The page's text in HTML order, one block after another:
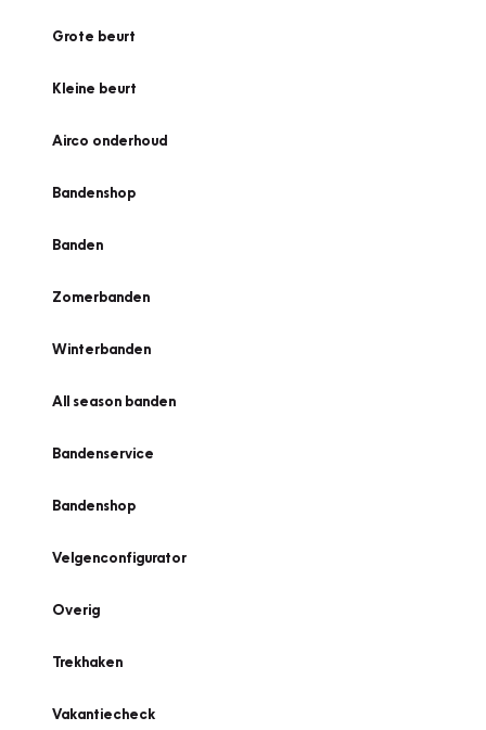
Grote beurt
Kleine beurt
Airco onderhoud
Bandenshop
Banden
Zomerbanden
Winterbanden
All season banden
Bandenservice
Bandenshop
Velgenconfigurator
Overig
Trekhaken
Vakantiecheck